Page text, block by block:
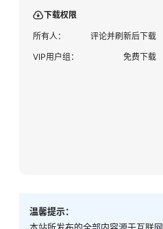
下载权限
所有人：
评论并刷新后下载
VIP用户组：
免费下载
温馨提示：